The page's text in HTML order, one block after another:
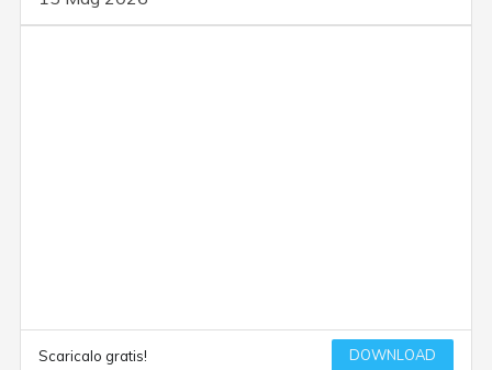
Scaricalo gratis! DOWNLOAD